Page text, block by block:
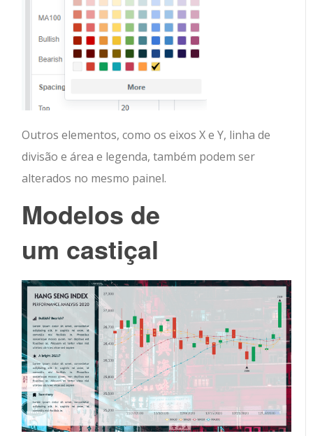
Outros elementos, como os eixos X e Y, linha de
divisão e área e legenda, também podem ser
alterados no mesmo painel.
Modelos de
um castiçal